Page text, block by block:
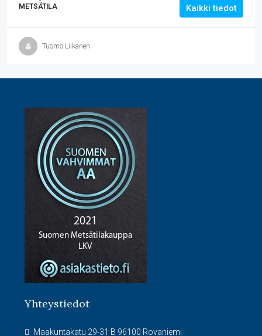
METSÄTILA Kaikki tiedot
Tuomo Liikanen
Yhteystiedot
Maakuntakatu 29-31 B 96100 Rovaniemi